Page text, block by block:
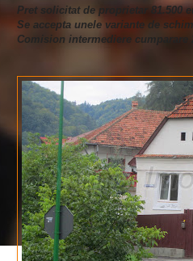
Pret solicitat de proprietar 81.500
Se accepta unele variante de
Comision intermediere cumparare